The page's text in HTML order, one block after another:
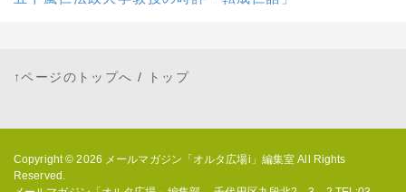
↑ページのトップへ / トップ
Copyright © 2026 メールマガジン「オルタ広場i」編集室 All Rights
Reserved.